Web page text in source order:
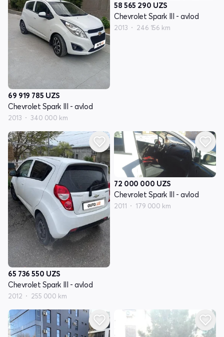
69 919 785 UZS
Chevrolet Spark III - avlod
2013 340 000 km
58 565 290 UZS
Chevrolet Spark III - avlod
2013 246 156 km
65 736 550 UZS
Chevrolet Spark III - avlod
2012 255 000 km
72 000 000 UZS
Chevrolet Spark III - avlod
2011 179 000 km